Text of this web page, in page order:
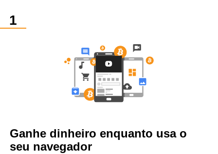
Ganhe dinheiro enquanto usa o
seu navegador